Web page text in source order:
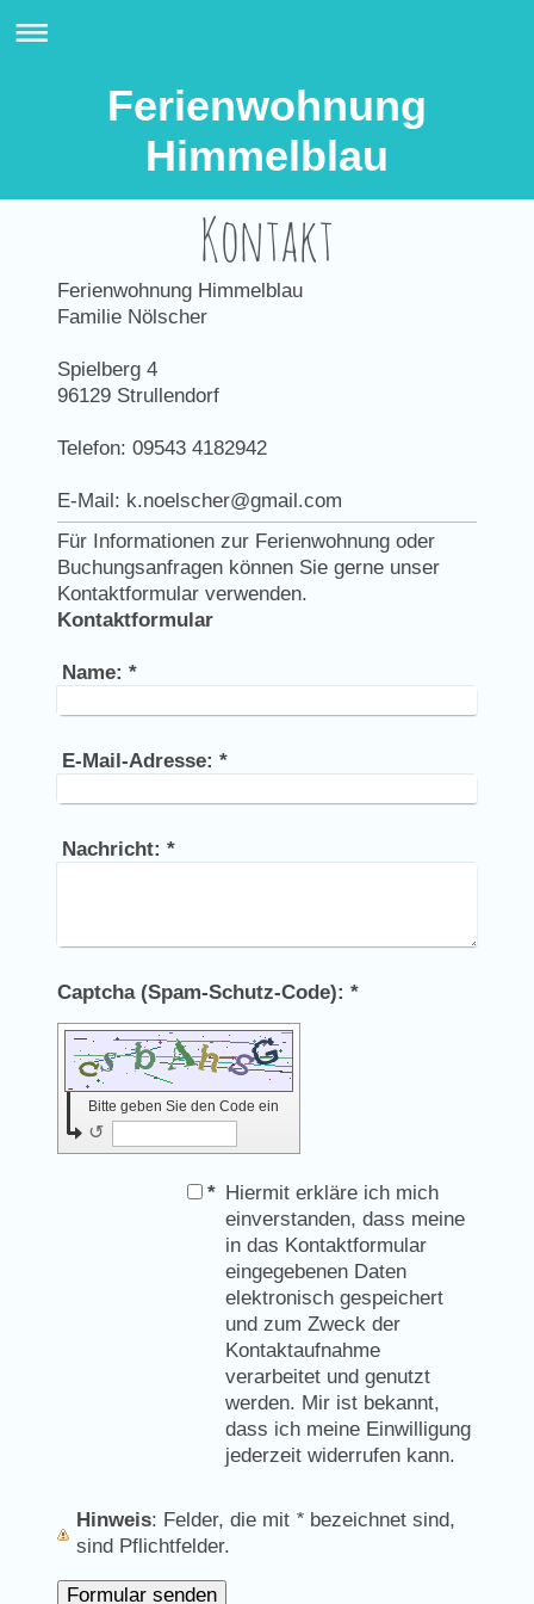
Ferienwohnung
Himmelblau
Kontakt
Ferienwohnung Himmelblau
Familie Nölscher
Spielberg 4
96129 Strullendorf
Telefon: 09543 4182942
E-Mail: k.noelscher@gmail.com
Für Informationen zur Ferienwohnung oder
Buchungsanfragen können Sie gerne unser
Kontaktformular verwenden.
Kontaktformular
Name: *
E-Mail-Adresse: *
Nachricht: *
Captcha (Spam-Schutz-Code): *
Bitte geben Sie den Code ein
↺
* Hiermit erkläre ich mich
einverstanden, dass meine
in das Kontaktformular
eingegebenen Daten
elektronisch gespeichert
und zum Zweck der
Kontaktaufnahme
verarbeitet und genutzt
werden. Mir ist bekannt,
dass ich meine Einwilligung
jederzeit widerrufen kann.
Hinweis : Felder, die mit * bezeichnet sind,
sind Pflichtfelder.